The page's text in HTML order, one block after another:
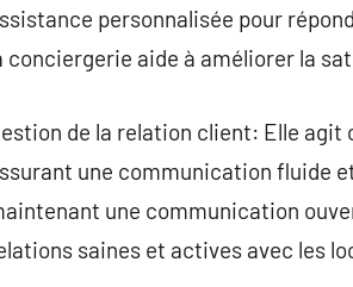
personnalisée pour
conciergerie aide à améliorer la
de la relation client: Elle
une communication fluide
une communication
saines et actives avec les